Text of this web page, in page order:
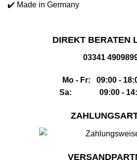
✔️ Made in Germany
DIREKT BERATEN
03341
Mo - Fr: 09:00 -
Sa: 09:00 -